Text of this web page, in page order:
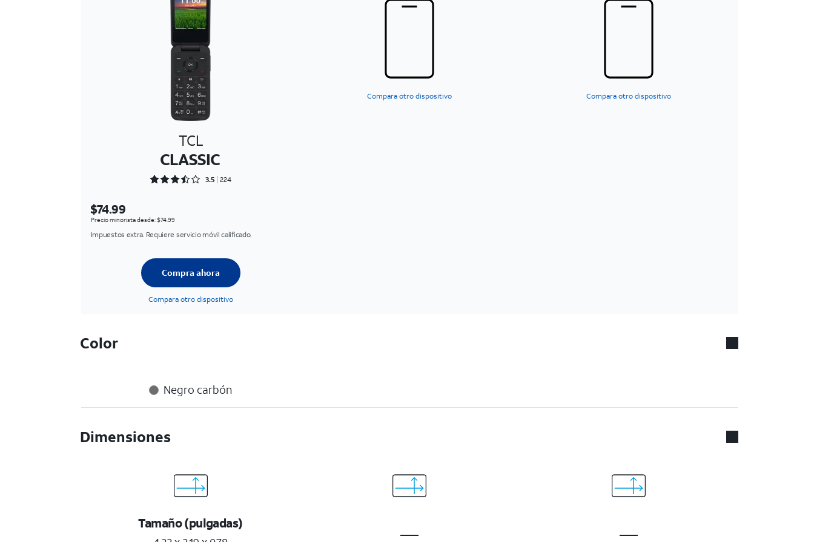
Compara otro dispositivo Compara otro dispositivo
TCL
CLASSIC
Rated 3.5268 out of 5
3.5 224
$74.99
Precio minorista desde: $74.99
Impuestos extra. Requiere servicio móvil calificado.
Compra ahora
Compara otro dispositivo
Color
Negro carbón
Dimensiones
Tamaño (pulgadas)